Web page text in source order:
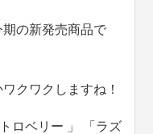
の新発売商品で
クワクしますね！
ロベリー 」 「ラズ